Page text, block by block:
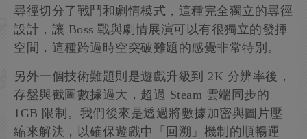
尋徑切分了戰鬥和劇情模式，這種完全獨立的尋徑
設計，讓 Boss 戰與劇情展演可以有很獨立的發揮
空間，這種跨過時空突破難題的感覺非常特別。
另外一個技術難題則是遊戲升級到 2K 分辨率後，
存盤與截圖數據過大，超過 Steam 雲端同步的
1GB 限制。我們後來是透過將數據加密與圖片壓
縮來解決，以確保遊戲中「回溯」機制的順暢運